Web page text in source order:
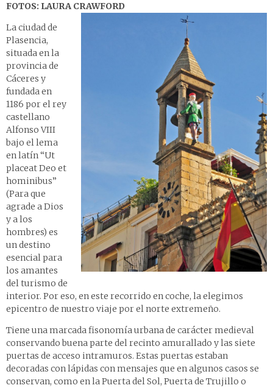
FOTOS: LAURA CRAWFORD
La ciudad de
Plasencia,
situada en la
provincia de
Cáceres y
fundada en
1186 por el rey
castellano
Alfonso VIII
bajo el lema
en latín “Ut
placeat Deo et
hominibus”
(Para que
agrade a Dios
y a los
hombres) es
un destino
esencial para
los amantes
del turismo de
interior. Por eso, en este recorrido en coche, la elegimos
epicentro de nuestro viaje por el norte extremeño.
Tiene una marcada fisonomía urbana de carácter medieval
conservando buena parte del recinto amurallado y las siete
puertas de acceso intramuros. Estas puertas estaban
decoradas con lápidas con mensajes que en algunos casos se
conservan, como en la Puerta del Sol, Puerta de Trujillo o